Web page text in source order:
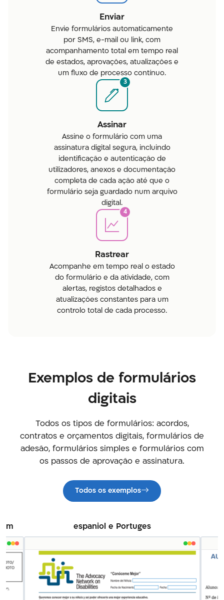
Enviar
Envie formulários automaticamente
por SMS, e-mail ou link, com
acompanhamento total em tempo real
de estados, aprovações, atualizações e
um fluxo de processo contínuo.
3
Assinar
Assine o formulário com uma
assinatura digital segura, incluindo
identificação e autenticação de
utilizadores, anexos e documentação
completa de cada ação até que o
formulário seja guardado num arquivo
digital.
4
Rastrear
Acompanhe em tempo real o estado
do formulário e da atividade, com
alertas, registos detalhados e
atualizações constantes para um
controlo total de cada processo.
Exemplos de formulários
digitais
Todos os tipos de formulários: acordos,
contratos e orçamentos digitais, formulários de
adesão, formulários simples e formulários com
os passos de aprovação e assinatura.
Todos os exemplos
espaniol e Portuges